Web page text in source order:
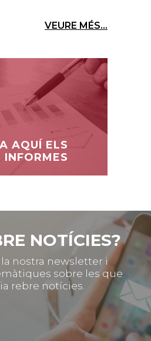
VEURE MÉS...
AQUÍ ELS
INFORMES
NOTÍCIES?
nostra newsletter i
sobre les que
rebre notícies.